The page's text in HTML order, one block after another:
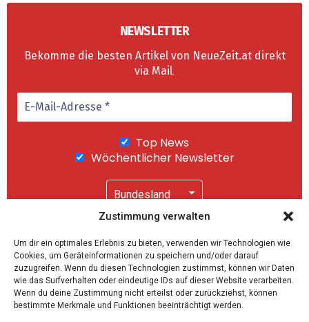
Zustimmung verwalten
Um dir ein optimales Erlebnis zu bieten, verwenden wir Technologien wie
Cookies, um Geräteinformationen zu speichern und/oder darauf
zuzugreifen. Wenn du diesen Technologien zustimmst, können wir Daten
wie das Surfverhalten oder eindeutige IDs auf dieser Website verarbeiten.
Wenn du deine Zustimmung nicht erteilst oder zurückziehst, können
bestimmte Merkmale und Funktionen beeinträchtigt werden.
NEWSLETTER
Bekomme die besten Artikel von NeueZeit.at direkt
via Mail.
Top News
Wöchentlicher Newsletter
"Abonnieren" akzeptierst Du unsere
Datenschutzerklärung.